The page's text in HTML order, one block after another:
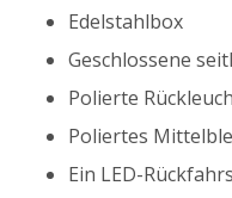
Edelstahlbox
Geschlossene
Polierte
Poliertes
Ein LED-